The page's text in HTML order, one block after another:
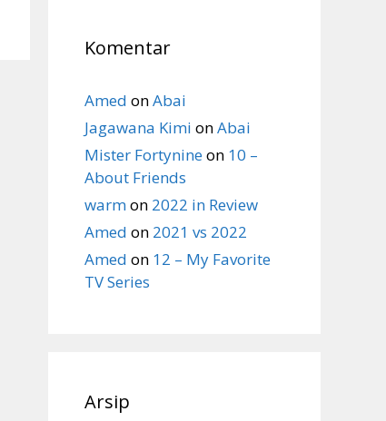
Komentar
Amed onAbai
Jagawana Kimi onAbai
Mister Fortynineon 10 –
About Friends
warmon 2022 in Review
Amed on 2021 vs 2022
Amed on 12 – My Favorite
TV Series
Arsip